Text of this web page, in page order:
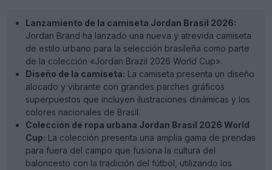
Lanzamiento de la camiseta Jordan Brasil 2026:
Jordan Brand ha lanzado una nueva y atrevida camiseta
de estilo urbano para la selección brasileña como parte
de la colección «Jordan Brazil 2026 World Cup».
Diseño de la camiseta: La camiseta presenta un diseño
alocado y vibrante con grandes parches gráficos
superpuestos que incluyen ilustraciones dinámicas y los
colores nacionales de Brasil.
Colección de ropa urbana Jordan Brasil 2026 World
Cup: La colección presenta una amplia gama de prendas
para fuera del campo que fusiona la cultura del
baloncesto con la tradición del fútbol, utilizando los